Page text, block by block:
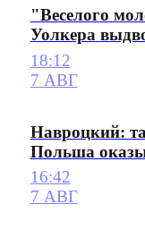
"Веселого
Уолкера
18:12
7 АВГ
Навроцкий:
Польша
16:42
7 АВГ